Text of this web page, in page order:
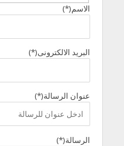
الاسم(*)
البريد الالكترونى(*)
عنوان الرسالة(*)
الرسالة(*)